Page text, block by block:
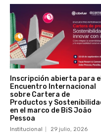
Inscripción abierta para el
Encuentro Internacional
sobre Cartera de
Productos y
en el marco de BiS João
Pessoa
Institucional 29 julio, 2026